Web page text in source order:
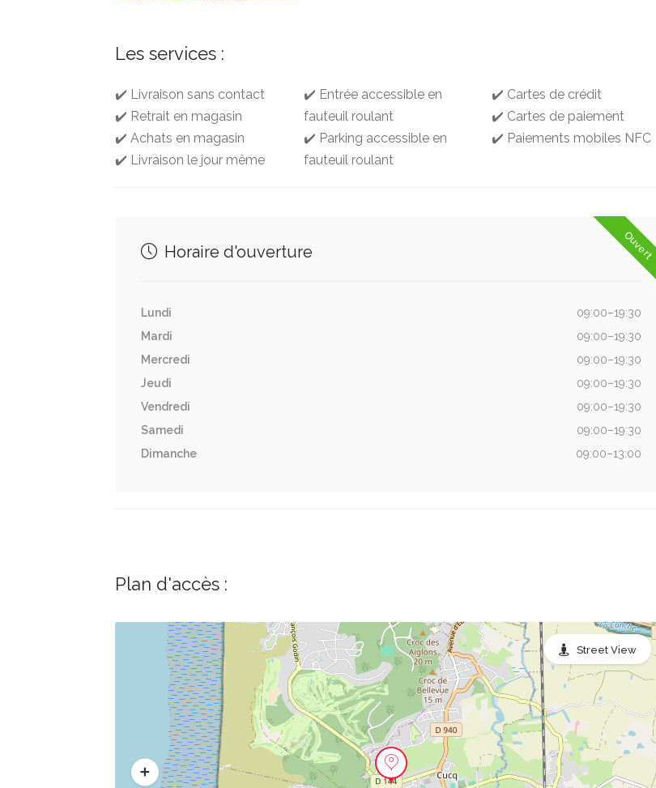
Les services :
✔️ Livraison sans contact
✔️ Retrait en magasin
✔️ Achats en magasin
✔️ Livraison le jour même
✔️ Entrée accessible en
fauteuil roulant
✔️ Parking accessible en
fauteuil roulant
✔️ Cartes de crédit
✔️ Cartes de paiement
✔️ Paiements mobiles NFC
Ouvert
Horaire d'ouverture
Lundi
09:00–19:30
Mardi
09:00–19:30
Mercredi
09:00–19:30
Jeudi
09:00–19:30
Vendredi
09:00–19:30
Samedi
09:00–19:30
Dimanche
09:00–13:00
Plan d'accès :
Street View